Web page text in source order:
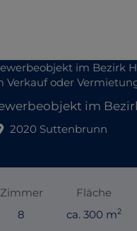
2020 Suttenbrunn
Zimmer
8
Fläche
ca. 300 m2